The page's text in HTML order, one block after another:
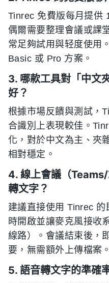
Tinrec 免費版每月提供
偶爾需要整理會議或課
常足夠試用與轻度使用
Basic 或 Pro 方案。
3. 哪款工具對「中文
好？
根據市場反饋與測試，
合識別上表現較佳。
化，對於中文為主、夾
相對穩定。
4. 線上會議（
轉文字？
建議直接使用 Tinrec
時開啟並讓麥克風接收
線路）。會議結束後，
要，無需額外上傳檔案。
5. 語音轉文字的準確